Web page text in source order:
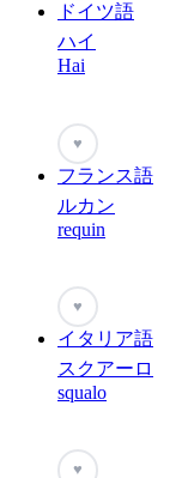
ドイツ語
ハイ
Hai
♥
フランス語
ルカン
requin
♥
イタリア語
スクアーロ
squalo
♥